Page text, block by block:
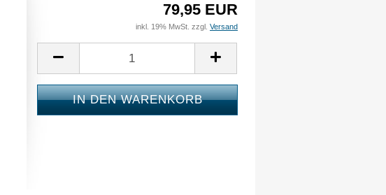
79,95 EUR
inkl. 19% MwSt. zzgl. Versand